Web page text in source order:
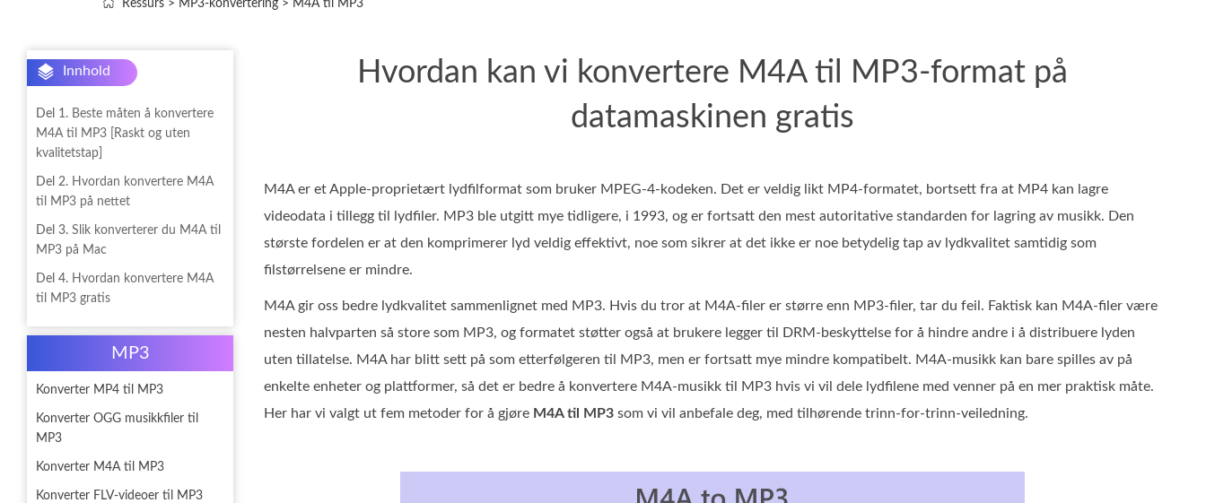
Ressurs > MP3-konvertering > M4A til MP3
Innhold
Del 1. Beste måten å konvertere
M4A til MP3 [Raskt og uten
kvalitetstap]
Del 2. Hvordan konvertere M4A
til MP3 på nettet
Del 3. Slik konverterer du M4A til
MP3 på Mac
Del 4. Hvordan konvertere M4A
til MP3 gratis
MP3
Konverter MP4 til MP3
Konverter OGG musikkfiler til
MP3
Konverter M4A til MP3
Konverter FLV-videoer til MP3
Hvordan kan vi konvertere M4A til MP3-format på
datamaskinen gratis
M4A er et Apple-proprietært lydfilformat som bruker MPEG-4-kodeken. Det er veldig likt MP4-formatet, bortsett fra at MP4 kan lagre
videodata i tillegg til lydfiler. MP3 ble utgitt mye tidligere, i 1993, og er fortsatt den mest autoritative standarden for lagring av musikk. Den
største fordelen er at den komprimerer lyd veldig effektivt, noe som sikrer at det ikke er noe betydelig tap av lydkvalitet samtidig som
filstørrelsene er mindre.
M4A gir oss bedre lydkvalitet sammenlignet med MP3. Hvis du tror at M4A-filer er større enn MP3-filer, tar du feil. Faktisk kan M4A-filer være
nesten halvparten så store som MP3, og formatet støtter også at brukere legger til DRM‑beskyttelse for å hindre andre i å distribuere lyden
uten tillatelse. M4A har blitt sett på som etterfølgeren til MP3, men er fortsatt mye mindre kompatibelt. M4A-musikk kan bare spilles av på
enkelte enheter og plattformer, så det er bedre å konvertere M4A-musikk til MP3 hvis vi vil dele lydfilene med venner på en mer praktisk måte.
Her har vi valgt ut fem metoder for å gjøre M4A til MP3 som vi vil anbefale deg, med tilhørende trinn‑for‑trinn‑veiledning.